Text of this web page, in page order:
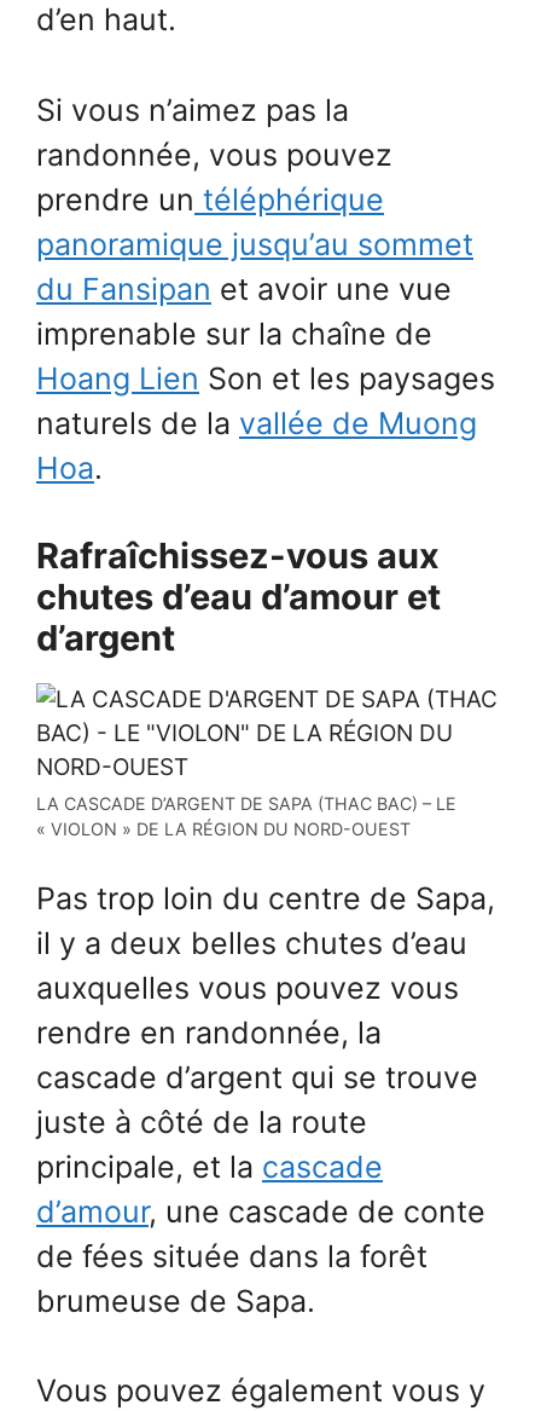
d’en haut.
Si vous n’aimez pas la
randonnée, vous pouvez
prendre un téléphérique
panoramique jusqu’au sommet
du Fansipan et avoir une vue
imprenable sur la chaîne de
Hoang Lien Son et les paysages
naturels de la vallée de Muong
Hoa.
Rafraîchissez-vous aux
chutes d’eau d’amour et
d’argent
LA CASCADE D’ARGENT DE SAPA (THAC BAC) – LE
« VIOLON » DE LA RÉGION DU NORD-OUEST
Pas trop loin du centre de Sapa,
il y a deux belles chutes d’eau
auxquelles vous pouvez vous
rendre en randonnée, la
cascade d’argent qui se trouve
juste à côté de la route
principale, et la cascade
d’amour, une cascade de conte
de fées située dans la forêt
brumeuse de Sapa.
Vous pouvez également vous y